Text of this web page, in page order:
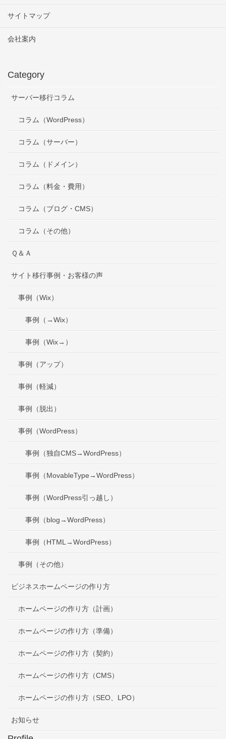
サイトマップ
会社案内
Category
サーバー移行コラム
コラム（WordPress）
コラム（サーバー）
コラム（ドメイン）
コラム（料金・費用）
コラム（ブログ・CMS）
コラム（その他）
Ｑ＆Ａ
サイト移行事例・お客様の声
事例（Wix）
事例（→Wix）
事例（Wix→）
事例（アップ）
事例（軽減）
事例（脱出）
事例（WordPress）
事例（独自CMS→WordPress）
事例（MovableType→WordPress）
事例（WordPress引っ越し）
事例（blog→WordPress）
事例（HTML→WordPress）
事例（その他）
ビジネスホームページの作り方
ホームページの作り方（計画）
ホームページの作り方（準備）
ホームページの作り方（契約）
ホームページの作り方（CMS）
ホームページの作り方（SEO、LPO）
お知らせ